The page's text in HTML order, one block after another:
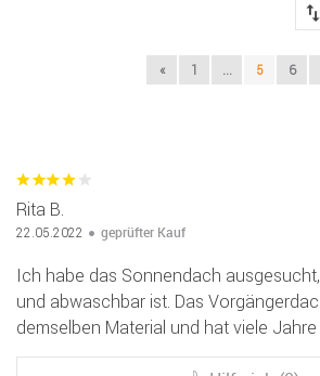
« 1 ... 5 6
Rita B.
22.05.2022 geprüfter Kauf
Ich habe das Sonnendach
und abwaschbar ist. Das
demselben Material und hat viele